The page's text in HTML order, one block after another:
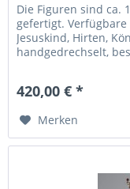
Die Figuren sind ca.
gefertigt.
Jesuskind, Hirten,
handgedrechselt,
420,00 € *
Merken